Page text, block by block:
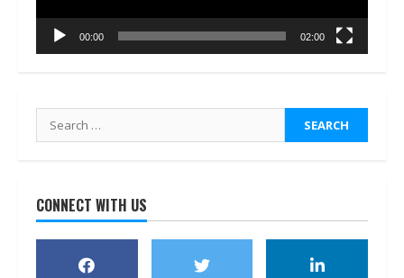
00:00 02:00
Search
for:
CONNECT WITH US